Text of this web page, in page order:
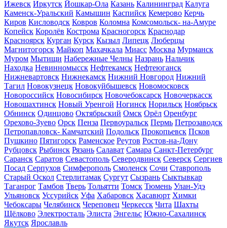
Ижевск Иркутск Йошкар-Ола Казань Калининград Калуга
Каменск-Уральский Камышин Каспийск Кемерово Керчь
Киров Кисловодск Ковров Коломна Комсомольск- на-Амуре
Копейск Королёв Кострома Красногорск Краснодар
Красноярск Курган Курск Кызыл Липецк Люберцы
Магнитогорск Майкоп Махачкала Миасс Москва Мурманск
Муром Мытищи Набережные Челны Назрань Нальчик
Находка Невинномысск Нефтекамск Нефтеюганск
Нижневартовск Нижнекамск Нижний Новгород Нижний
Тагил Новокузнецк Новокуйбышевск Новомосковск
Новороссийск Новосибирск Новочебоксарск Новочеркасск
Новошахтинск Новый Уренгой Ногинск Норильск Ноябрьск
Обнинск Одинцово Октябрьский Омск Орёл Оренбург
Орехово-Зуево Орск Пенза Первоуральск Пермь Петрозаводск
Петропавловск- Камчатский Подольск Прокопьевск Псков
Пушкино Пятигорск Раменское Реутов Ростов-на-Дону
Рубцовск Рыбинск Рязань Салават Самара Санкт-Петербург
Саранск Саратов Севастополь Северодвинск Северск Сергиев
Посад Серпухов Симферополь Смоленск Сочи Ставрополь
Старый Оскол Стерлитамак Сургут Сызрань Сыктывкар
Таганрог Тамбов Тверь Тольятти Томск Тюмень Улан-Удэ
Ульяновск Уссурийск Уфа Хабаровск Хасавюрт Химки
Чебоксары Челябинск Череповец Черкесск Чита Шахты
Щёлково Электросталь Элиста Энгельс Южно-Сахалинск
Якутск Ярославль